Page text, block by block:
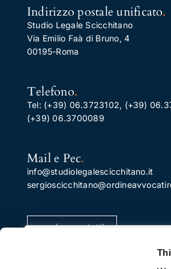
Utilizziamo i cookie per
Indirizzo postale unificato.
Studio Legale Scicchitano
Via Emilio Faà di Bruno, 4
00195-Roma
Telefono.
Tel: (+39) 06.3723102, (+39)
(+39) 06.3700089
Mail e Pec.
info@studiolegalescicchitano.it
pagina contatti